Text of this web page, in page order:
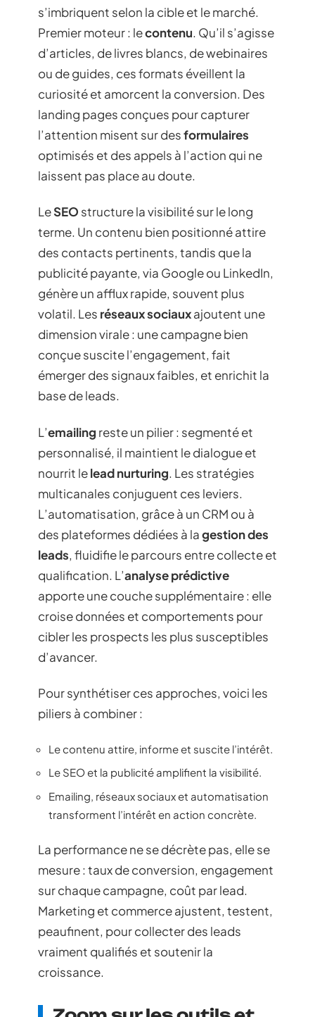
s’imbriquent selon la cible et le marché.
Premier moteur : lecontenu. Qu’il s’agisse
d’articles, de livres blancs, de webinaires
ou de guides, ces formats éveillent la
curiosité et amorcent la conversion. Des
landing pages conçues pour capturer
l’attention misent sur desformulaires
optimisés et des appels à l’action qui ne
laissent pas place au doute.
LeSEO structure la visibilité sur le long
terme. Un contenu bien positionné attire
des contacts pertinents, tandis que la
publicité payante, via Google ou LinkedIn,
génère un afflux rapide, souvent plus
volatil. Les réseaux sociauxajoutent une
dimension virale : une campagne bien
conçue suscite l’engagement, fait
émerger des signaux faibles, et enrichit la
base de leads.
L’emailing reste un pilier : segmenté et
personnalisé, il maintient le dialogue et
nourrit lelead nurturing. Les stratégies
multicanales conjuguent ces leviers.
L’automatisation, grâce à un CRM ou à
des plateformes dédiées à lagestion des
leads, fluidifie le parcours entre collecte et
qualification. L’analyse prédictive
apporte une couche supplémentaire : elle
croise données et comportements pour
cibler les prospects les plus susceptibles
d’avancer.
Pour synthétiser ces approches, voici les
piliers à combiner :
Le contenu attire, informe et suscite l’intérêt.
Le SEO et la publicité amplifient la visibilité.
Emailing, réseaux sociaux et automatisation
transforment l’intérêt en action concrète.
La performance ne se décrète pas, elle se
mesure : taux de conversion, engagement
sur chaque campagne, coût par lead.
Marketing et commerce ajustent, testent,
peaufinent, pour collecter des leads
vraiment qualifiés et soutenir la
croissance.